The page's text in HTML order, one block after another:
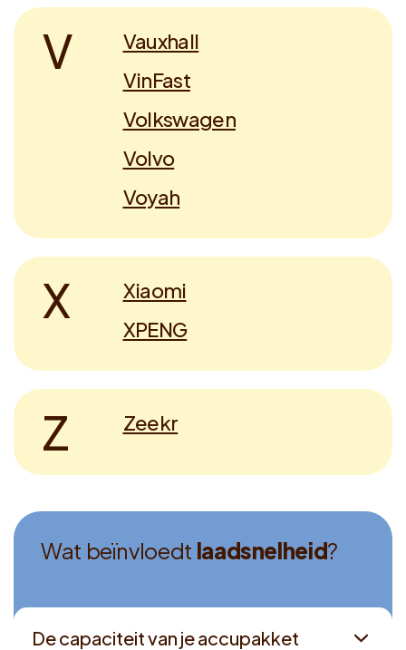
V
Vauxhall
VinFast
Volkswagen
Volvo
Voyah
X
Xiaomi
XPENG
Z Zeekr
Wat beïnvloedt laadsnelheid?
De capaciteit van je accupakket